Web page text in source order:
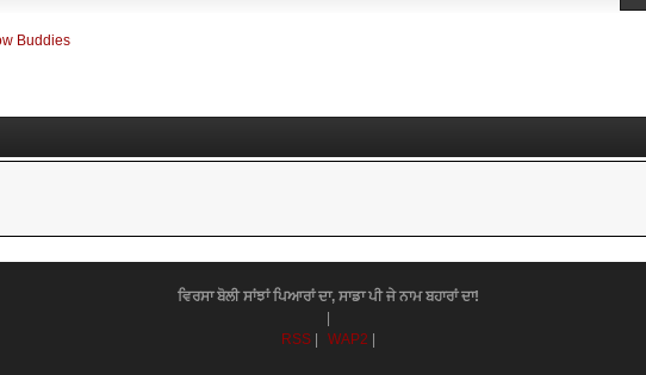
Buddies
ਵਿਰਸਾ ਬੋਲੀ ਸਾਂਝਾਂ ਪਿਆਰਾਂ ਦਾ, ਸਾਡਾ ਪੀ ਜੇ ਨਾਮ ਬਹਾਰਾਂ ਦਾ!
RSS
WAP2